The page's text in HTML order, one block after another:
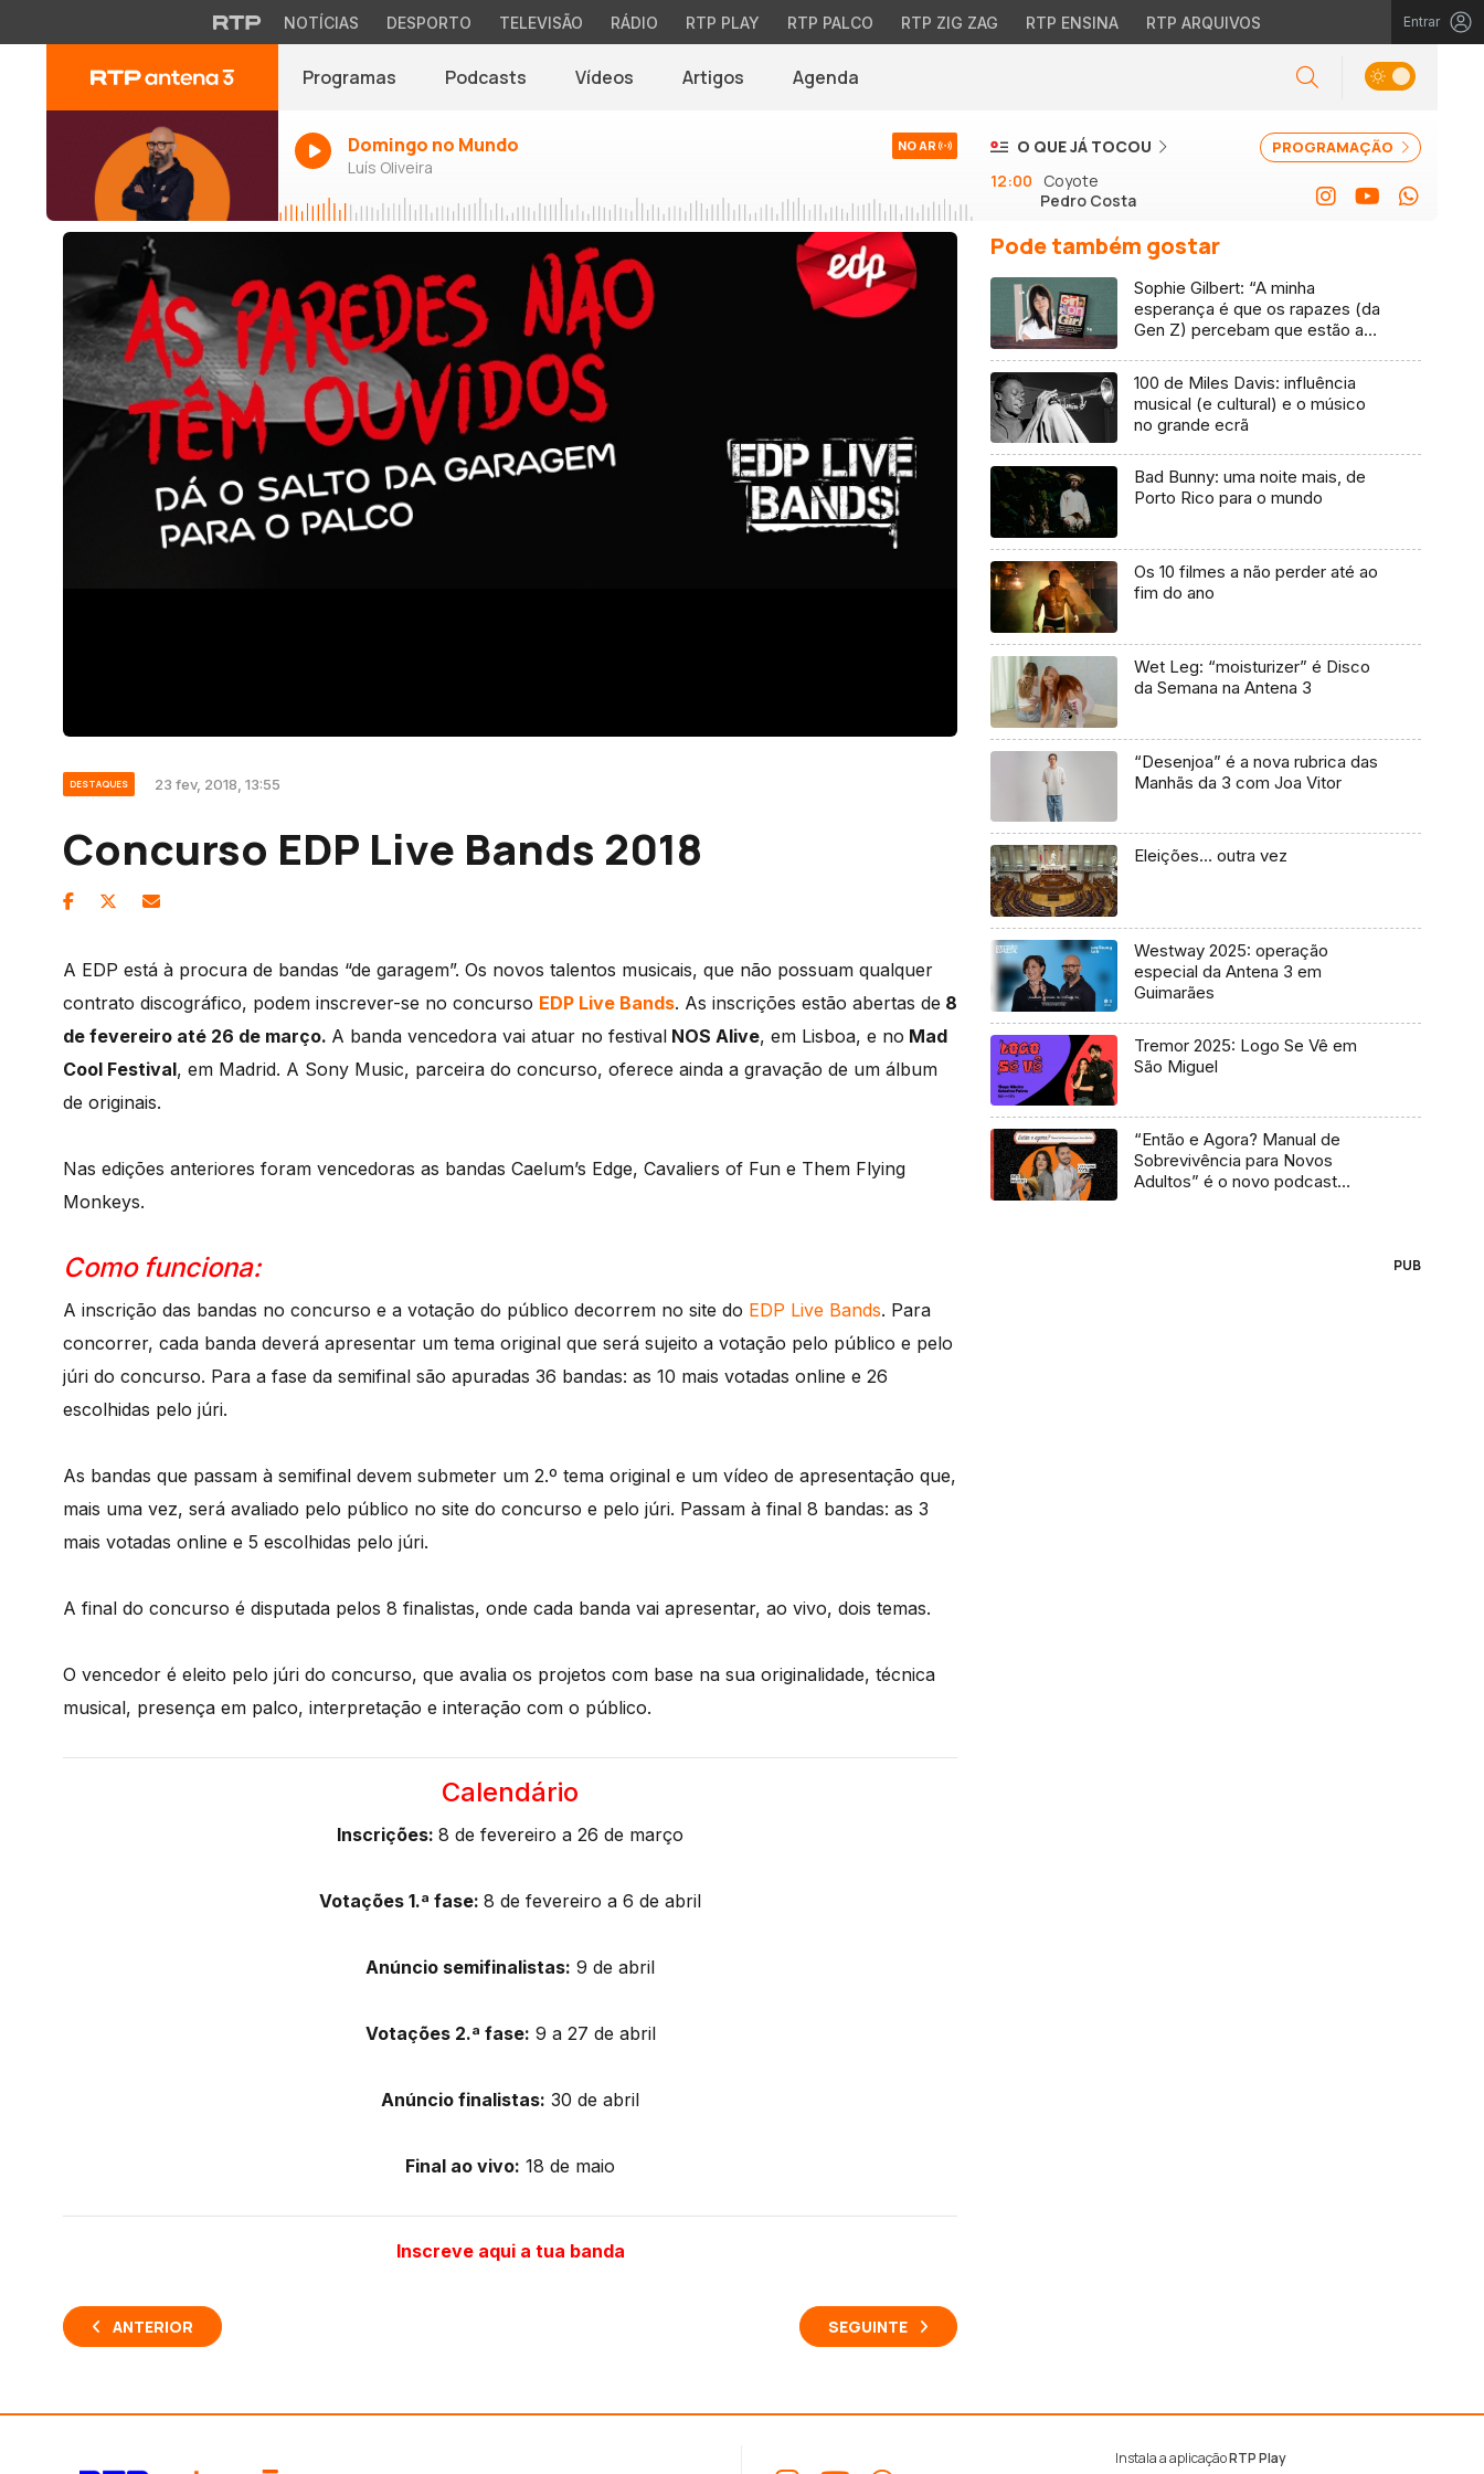
NOTÍCIAS DESPORTO TELEVISÃO RÁDIO RTP PLAY RTP PALCO RTP ZIG ZAG RTP ENSINA RTP ARQUIVOS Entrar
Programas Podcasts Vídeos Artigos Agenda
Domingo no Mundo
Luís Oliveira
NO AR PROGRAMAÇÃO
O QUE JÁ TOCOU
12:00
Coyote
Pedro Costa
DESTAQUES 23 fev, 2018, 13:55
Concurso EDP Live Bands 2018
A EDP está à procura de bandas “de garagem”. Os novos talentos musicais, que não possuam qualquer
contrato discográfico, podem inscrever-se no concurso EDP Live Bands. As inscrições estão abertas de 8
de fevereiro até 26 de março. A banda vencedora vai atuar no festival NOS Alive, em Lisboa, e no Mad
Cool Festival, em Madrid. A Sony Music, parceira do concurso, oferece ainda a gravação de um álbum
de originais.
Nas edições anteriores foram vencedoras as bandas Caelum’s Edge, Cavaliers of Fun e Them Flying
Monkeys.
Como funciona:
A inscrição das bandas no concurso e a votação do público decorrem no site do EDP Live Bands. Para
concorrer, cada banda deverá apresentar um tema original que será sujeito a votação pelo público e pelo
júri do concurso. Para a fase da semifinal são apuradas 36 bandas: as 10 mais votadas online e 26
escolhidas pelo júri.
As bandas que passam à semifinal devem submeter um 2.º tema original e um vídeo de apresentação que,
mais uma vez, será avaliado pelo público no site do concurso e pelo júri. Passam à final 8 bandas: as 3
mais votadas online e 5 escolhidas pelo júri.
A final do concurso é disputada pelos 8 finalistas, onde cada banda vai apresentar, ao vivo, dois temas.
O vencedor é eleito pelo júri do concurso, que avalia os projetos com base na sua originalidade, técnica
musical, presença em palco, interpretação e interação com o público.
Calendário
Inscrições: 8 de fevereiro a 26 de março
Votações 1.ª fase: 8 de fevereiro a 6 de abril
Anúncio semifinalistas: 9 de abril
Votações 2.ª fase: 9 a 27 de abril
Anúncio finalistas: 30 de abril
Final ao vivo: 18 de maio
Inscreve aqui a tua banda
ANTERIOR SEGUINTE
Pode também gostar
Sophie Gilbert: “A minha
esperança é que os rapazes (da
Gen Z) percebam que estão a
100 de Miles Davis: influência
musical (e cultural) e o músico
no grande ecrã
Bad Bunny: uma noite mais, de
Porto Rico para o mundo
Os 10 filmes a não perder até ao
fim do ano
Wet Leg: “moisturizer” é Disco
da Semana na Antena 3
“Desenjoa” é a nova rubrica das
Manhãs da 3 com Joa Vitor
Eleições… outra vez
Westway 2025: operação
especial da Antena 3 em
Guimarães
Tremor 2025: Logo Se Vê em
São Miguel
“Então e Agora? Manual de
Sobrevivência para Novos
Adultos” é o novo podcast
PUB
Instala a aplicaçãoRTP Play